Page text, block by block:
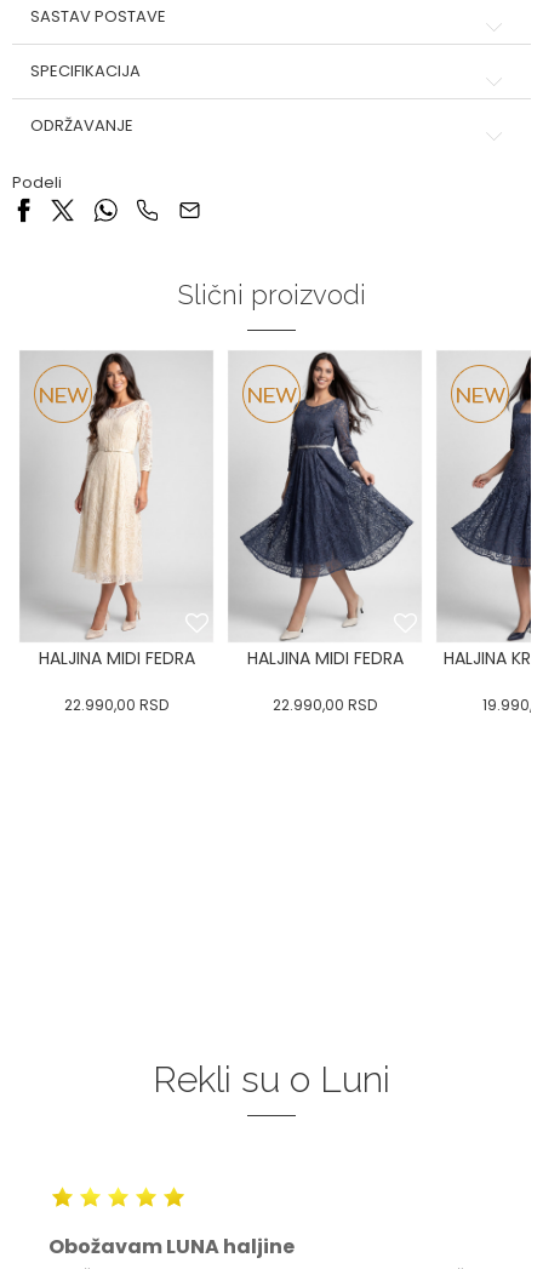
SASTAV POSTAVE
SPECIFIKACIJA
ODRŽAVANJE
Podeli
Slični proizvodi
HALJINA MIDI FEDRA
22.990,00 RSD
HALJINA MIDI FEDRA
22.990,00 RSD
HALJINA
Rekli su o Luni
Obožavam LUNA haljine